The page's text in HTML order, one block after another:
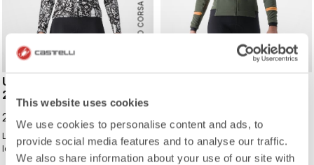
This website uses cookies
We use cookies to personalise content and ads, to
provide social media features and to analyse our traffic.
We also share information about your use of our site with
ROSSO CORSA
UNLIMITED PERFETTO RoS
2 W JACKET
249,95 €
Le maillot Gabba à manches
longues est l’un de nos articles les
plus polyvalents. 100 % de
Notre veste chaude pour femme
réalisée en tissu GORE-TEX
INFINIUM™ WINDSTOPPER®